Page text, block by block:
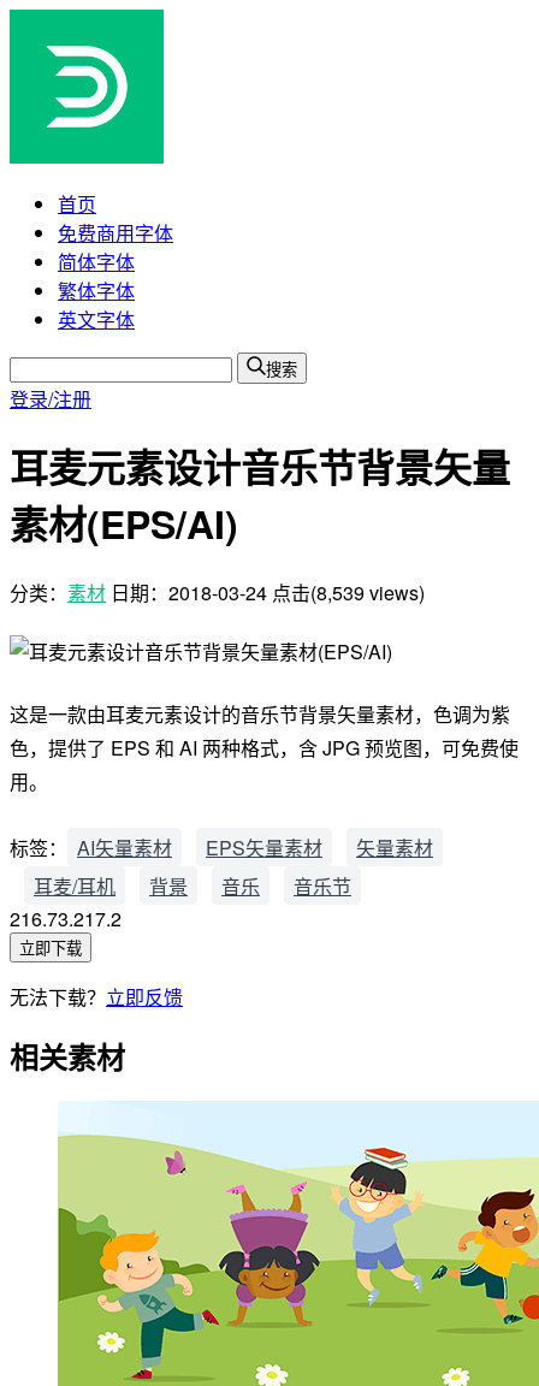
首页
免费商用字体
简体字体
繁体字体
英文字体
搜索
登录/注册
耳麦元素设计音乐节背景矢量
素材(EPS/AI)
分类： 素材 日期： 2018-03-24 点击(8,539 views)
这是一款由耳麦元素设计的音乐节背景矢量素材，色调为紫
色，提供了 EPS 和 AI 两种格式，含 JPG 预览图，可免费使
用。
标签： AI矢量素材 EPS矢量素材
矢量素材
耳麦/耳机
背景 音乐
音乐节
216.73.217.2
立即下载
无法下载？ 立即反馈
相关素材